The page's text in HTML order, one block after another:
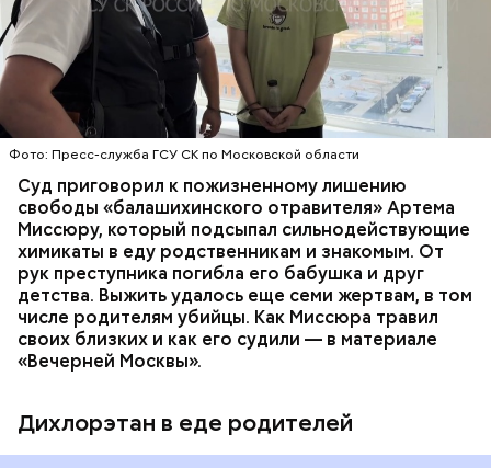
Фото: Пресс-служба ГСУ СК по Московской области
Суд приговорил к пожизненному лишению
свободы «балашихинского отравителя» Артема
Миссюру, который подсыпал сильнодействующие
химикаты в еду родственникам и знакомым. От
рук преступника погибла его бабушка и друг
детства. Выжить удалось еще семи жертвам, в том
числе родителям убийцы. Как Миссюра травил
своих близких и как его судили — в материале
«Вечерней Москвы».
Дихлорэтан в еде родителей
плохое самочувствие. Врачи не смогли поставить
им точный диагноз, после чего анализы
потерпевших направили на экспертизу. В них
специалисты обнаружили сильнодействующий
химикат дихлорэтан, который не мог попасть в
организм супругов случайно. То же самое вещество
нашли в еде, изъятой из квартиры пострадавших.
ОТРАВЛЕНИЯ БАЛАШИХА
РОДИТЕЛИ
СЛЕДСТВЕННЫЙ КОМИТЕТ
ЭКСПЕРТИЗЫ